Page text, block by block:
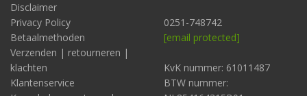
Disclaimer
Privacy Policy
Betaalmethoden
Verzenden | retourneren |
klachten
Klantenservice
0251-748742
[email protected]
KvK nummer: 61011487
BTW nummer: